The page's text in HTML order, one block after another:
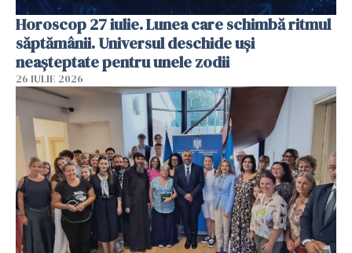
Horoscop 27 iulie. Lunea care schimbă ritmul
săptămânii. Universul deschide uși
neașteptate pentru unele zodii
26 IULIE 2026